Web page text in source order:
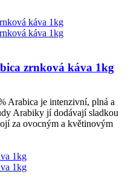
zrnková káva 1kg
Arabica je intenzivní, plná a
Arabiky jí dodávají sladkou
za ovocným a květinovým